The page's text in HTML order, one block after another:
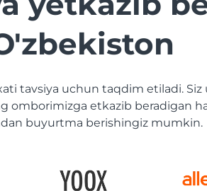
tavsiya uchun taqdim etiladi. Siz
omborimizga etkazib beradigan
buyurtma berishingiz mumkin.